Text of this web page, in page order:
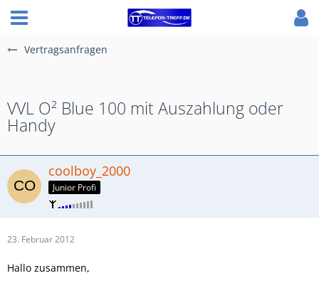
Vertragsanfragen
VVL O² Blue 100 mit Auszahlung oder
Handy
coolboy_2000
Junior Profi
23. Februar 2012
Hallo zusammen,